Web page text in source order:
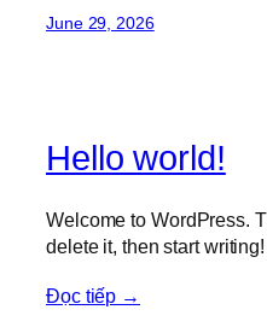
June 29, 2026
Hello world!
Welcome to WordPress.
delete it, then start writing!
Đọc tiếp →